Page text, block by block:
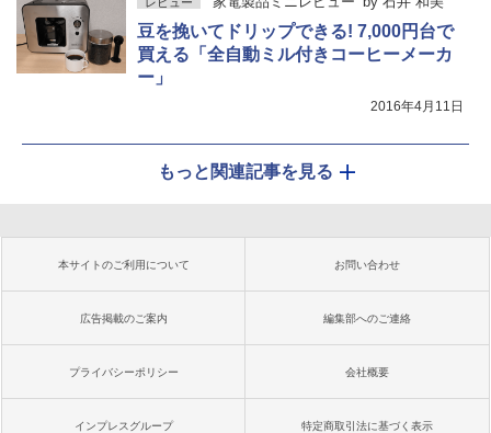
豆を挽いてドリップできる! 7,000円台で
買える「全自動ミル付きコーヒーメーカ
ー」
2016年4月11日
もっと関連記事を見る
本サイトのご利用について お問い合わせ
広告掲載のご案内 編集部へのご連絡
プライバシーポリシー 会社概要
インプレスグループ 特定商取引法に基づく表示